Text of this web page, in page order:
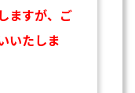
ますが、ご
いたしま